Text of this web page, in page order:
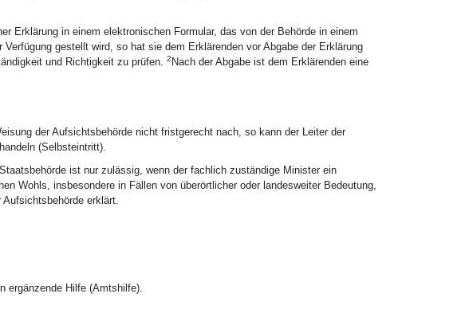
Erklärung in einem elektronischen Formular, das von der Behörde in einem
gestellt wird, so hat sie dem Erklärenden vor Abgabe der Erklärung
und Richtigkeit zu prüfen. 2 Nach der Abgabe ist dem Erklärenden eine
der Aufsichtsbehörde nicht fristgerecht nach, so kann der Leiter der
(Selbsteintritt).
ist nur zulässig, wenn der fachlich zuständige Minister ein
Wohls, insbesondere in Fällen von überörtlicher oder landesweiter Bedeutung,
erklärt.
ergänzende Hilfe (Amtshilfe).